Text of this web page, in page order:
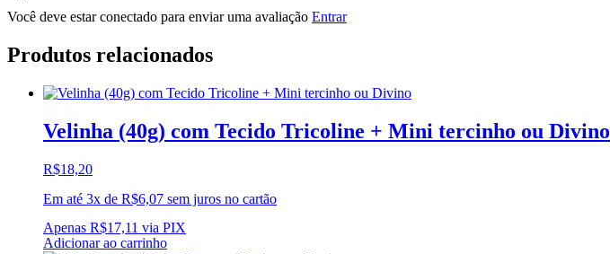
Você deve estar conectado para enviar uma avaliação Entrar
Produtos relacionados
Velinha (40g) com Tecido Tricoline + Mini tercinho ou Divino
R$18,20
Em até 3x de R$6,07 sem juros no cartão
Apenas R$17,11 via PIX
Adicionar ao carrinho